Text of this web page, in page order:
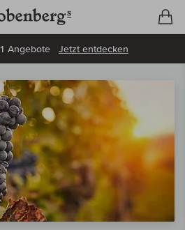
Angebote Jetzt entdecken